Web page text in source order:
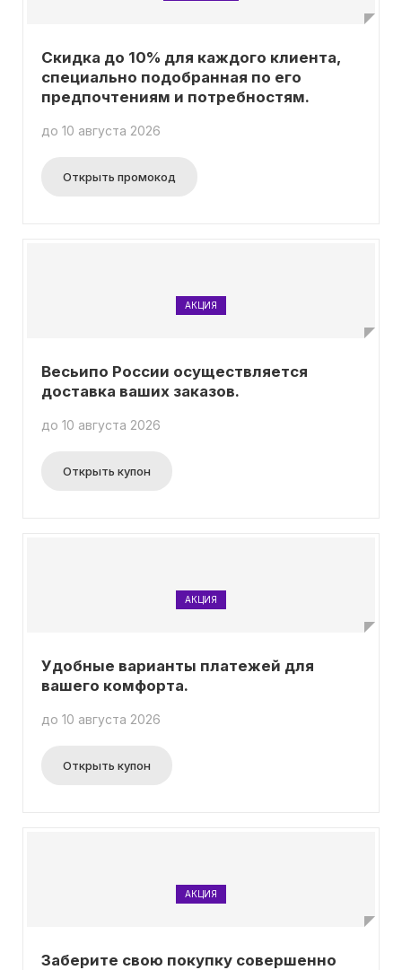
Скидка до 10% для каждого клиента,
специально подобранная по его
предпочтениям и потребностям.
до 10 августа 2026
Открыть промокод
АКЦИЯ
Весьипо России осуществляется
доставка ваших заказов.
до 10 августа 2026
Открыть купон
АКЦИЯ
Удобные варианты платежей для
вашего комфорта.
до 10 августа 2026
Открыть купон
АКЦИЯ
Заберите свою покупку совершенно